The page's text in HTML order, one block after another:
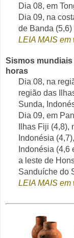
Dia 08, em
Dia 09, na
de Banda
LEIA MAIS em
Sismos mundiais
horas
Dia 08, na
região das
Sunda,
Dia 09, em
Ilhas Fiji
Indonésia
Indonésia (4,6
a leste de
Sanduíche do
LEIA MAIS em